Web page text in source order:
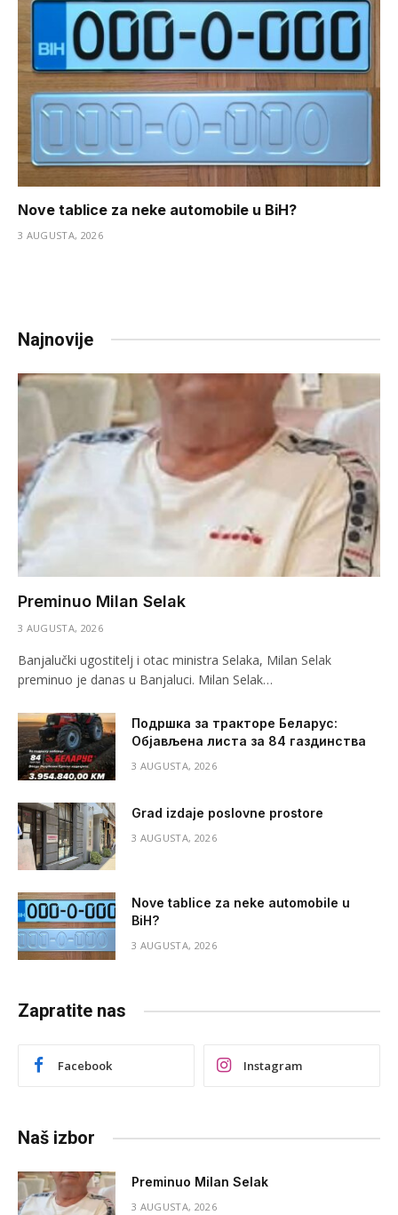
Nove tablice za neke automobile u BiH?
3 AUGUSTA, 2026
Najnovije
Preminuo Milan Selak
3 AUGUSTA, 2026
Banjalučki ugostitelj i otac ministra Selaka, Milan Selak
preminuo je danas u Banjaluci. Milan Selak…
Подршка за тракторе Беларус:
Објављена листа за 84 газдинства
3 AUGUSTA, 2026
Grad izdaje poslovne prostore
3 AUGUSTA, 2026
Nove tablice za neke automobile u
BiH?
3 AUGUSTA, 2026
Zapratite nas
Facebook Instagram
Naš izbor
Preminuo Milan Selak
3 AUGUSTA, 2026